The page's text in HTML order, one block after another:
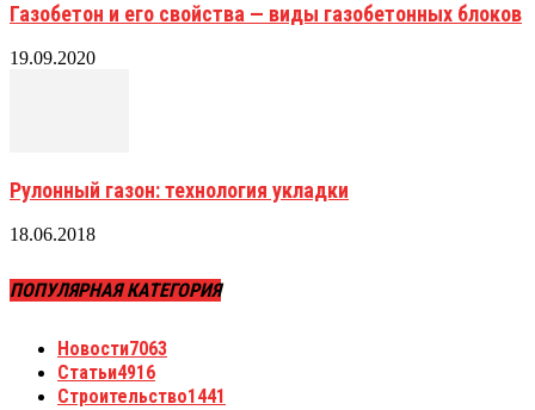
Газобетон и его свойства — виды газобетонных блоков
19.09.2020
Рулонный газон: технология укладки
18.06.2018
ПОПУЛЯРНАЯ КАТЕГОРИЯ
Новости7063
Статьи4916
Строительство1441